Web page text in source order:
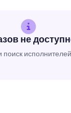
не
поиск